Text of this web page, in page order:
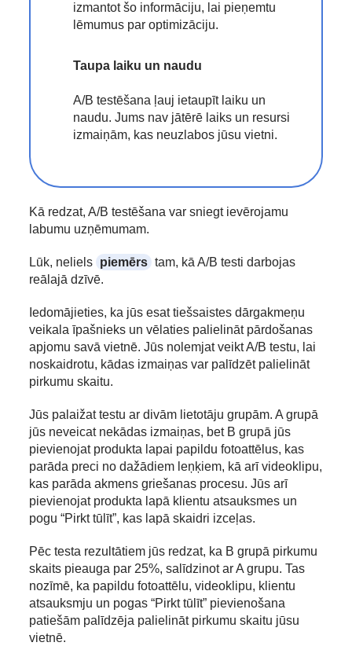
izmantot šo informāciju, lai pieņemtu
lēmumus par optimizāciju.
Taupa laiku un naudu
A/B testēšana ļauj ietaupīt laiku un
naudu. Jums nav jātērē laiks un resursi
izmaiņām, kas neuzlabos jūsu vietni.
Kā redzat, A/B testēšana var sniegt ievērojamu
labumu uzņēmumam.
Lūk, neliels piemērs tam, kā A/B testi darbojas
reālajā dzīvē.
Iedomājieties, ka jūs esat tiešsaistes dārgakmeņu
veikala īpašnieks un vēlaties palielināt pārdošanas
apjomu savā vietnē. Jūs nolemjat veikt A/B testu, lai
noskaidrotu, kādas izmaiņas var palīdzēt palielināt
pirkumu skaitu.
Jūs palaižat testu ar divām lietotāju grupām. A grupā
jūs neveicat nekādas izmaiņas, bet B grupā jūs
pievienojat produkta lapai papildu fotoattēlus, kas
parāda preci no dažādiem leņķiem, kā arī videoklipu,
kas parāda akmens griešanas procesu. Jūs arī
pievienojat produkta lapā klientu atsauksmes un
pogu “Pirkt tūlīt”, kas lapā skaidri izceļas.
Pēc testa rezultātiem jūs redzat, ka B grupā pirkumu
skaits pieauga par 25%, salīdzinot ar A grupu. Tas
nozīmē, ka papildu fotoattēlu, videoklipu, klientu
atsauksmju un pogas “Pirkt tūlīt” pievienošana
patiešām palīdzēja palielināt pirkumu skaitu jūsu
vietnē.